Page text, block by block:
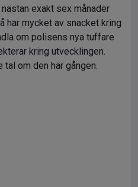
exakt sex månader
har mycket av snacket kring
om polisens nya tuffare
kring utvecklingen.
tal om den här gången.